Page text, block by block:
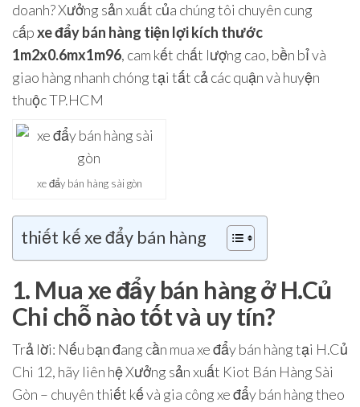
doanh? Xưởng sản xuất của chúng tôi chuyên cung
cấpxe đẩy bán hàng tiện lợi kích thước
1m2x0.6mx1m96, cam kết chất lượng cao, bền bỉ và
giao hàng nhanh chóng tại tất cả các quận và huyện
thuộc TP.HCM
xe đẩy bán hàng sài gòn
thiết kế xe đẩy bán hàng
1. Mua xe đẩy bán hàng ở H.Củ
Chi chỗ nào tốt và uy tín?
Trả lời: Nếu bạn đang cần mua xe đẩy bán hàng tại H.Củ
Chi 12, hãy liên hệXưởng sản xuất Kiot Bán Hàng Sài
Gòn – chuyên thiết kế và gia công xe đẩy bán hàng theo